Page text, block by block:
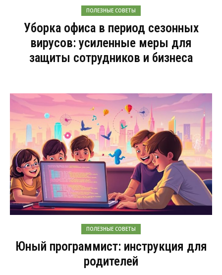
ПОЛЕЗНЫЕ СОВЕТЫ
Уборка офиса в период сезонных
вирусов: усиленные меры для
защиты сотрудников и бизнеса
ПОЛЕЗНЫЕ СОВЕТЫ
Юный программист: инструкция для
родителей